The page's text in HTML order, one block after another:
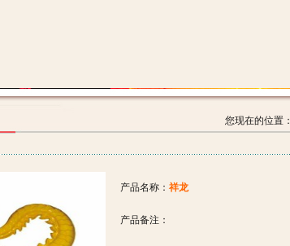
您现在的位置：
产品名称： 祥龙
产品备注：